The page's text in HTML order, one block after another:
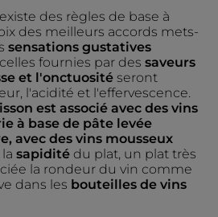
des règles de base à
des meilleurs accords mets-
sensations gustatives
fournies par des saveurs
et l'onctuosité seront
l'acidité et l'effervescence.
est associé avec des vins
à base de pâte levée
avec des vins mousseux
sapidité du plat, un plat très
la rondeur du vin comme
dans les bouteilles de vins